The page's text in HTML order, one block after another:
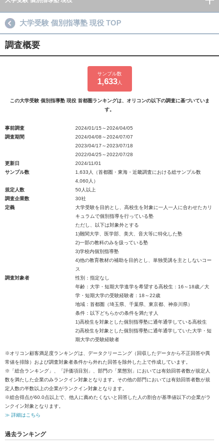
大学受験 個別指導塾 現役 TOP
調査概要
サンプル数
1,633人
この大学受験 個別指導塾 現役 首都圏ランキングは、オリコンの以下の調査に基づいていま
す。
事前調査
2024/01/15～2024/04/05
調査期間
2024/04/08～2024/07/07
2023/04/17～2023/07/18
2022/04/25～2022/07/28
更新日
2024/11/01
サンプル数
1,633人（首都圏・東海・近畿調査における総サンプル数
4,060人）
規定人数
50人以上
調査企業数
30社
定義
大学受験を目的とし、高校生を対象に一人一人に合わせたカリ
キュラムで個別指導を行っている塾
ただし、以下は対象外とする
1)難関大学、医学部、美大、音大等に特化した塾
2)一部の教科のみを扱っている塾
3)学校内個別指導塾
4)他の教育教材の補助を目的とし、単独受講を主としないコー
ス
調査対象者
性別：指定なし
年齢：大学・短期大学進学を希望する高校生：16～18歳／大
学・短期大学の受験経験者：18～22歳
地域：首都圏（埼玉県、千葉県、東京都、神奈川県）
条件：以下どちらかの条件を満たす人
1)高校生を対象とした個別指導塾に通年通学している高校生
2)高校生を対象とした個別指導塾に通年通学していた大学・短
期大学の受験経験者
※オリコン顧客満足度ランキングは、データクリーニング（回収したデータから不正回答や異
常値を排除）および調査対象者条件から外れた回答を除外した上で作成しています。
※「総合ランキング」、「評価項目別」、部門の「業態別」においては有効回答者数が規定人
数を満たした企業のみランクイン対象となります。その他の部門においては有効回答者数が規
定人数の半数以上の企業がランクイン対象となります。
※総合得点が60.0点以上で、他人に薦めたくないと回答した人の割合が基準値以下の企業がラ
ンクイン対象となります。
≫ 詳細はこちら
過去ランキング